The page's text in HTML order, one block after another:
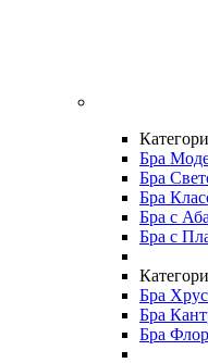
Бра
Бра
Бра
Бра с
Бра с
Бра
Бра
Бра